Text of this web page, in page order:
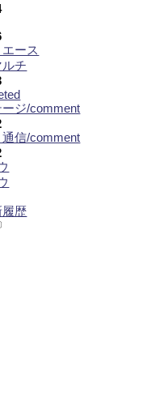
ース
チ
ジ/comment
通信/comment
歴